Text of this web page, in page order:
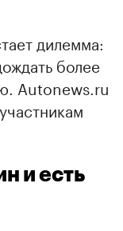
дилемма:
более
Autonews.ru
и есть